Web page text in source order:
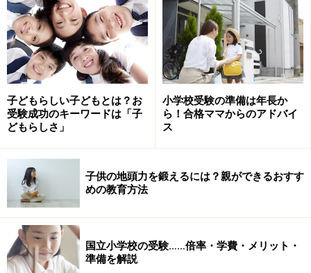
子どもらしい子どもとは？お
受験成功のキーワードは「子
どもらしさ」
小学校受験の準備は年長か
ら！合格ママからのアドバイ
ス
子供の地頭力を鍛えるには？親ができるおすす
めの教育方法
国立小学校の受験……倍率・学費・メリット・
準備を解説